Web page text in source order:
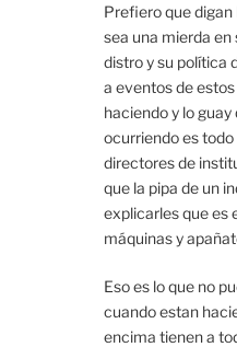
Prefiero que digan
sea una mierda
distro y su política
a eventos de
haciendo y lo
ocurriendo es
directores de
que la pipa de un
explicarles que es
máquinas y
Eso es lo que no
cuando estan
encima tienen a